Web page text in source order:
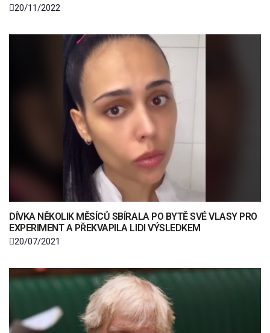
20/11/2022
DÍVKA NĚKOLIK MĚSÍCŮ SBÍRALA PO BYTĚ SVÉ VLASY PRO
EXPERIMENT A PŘEKVAPILA LIDI VÝSLEDKEM
20/07/2021